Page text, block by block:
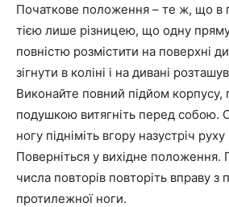
Початкове положення – те ж, що в
тією лише різницею, що одну
повністю розмістити на поверхні
зігнути в коліні і на дивані
Виконайте повний підйом корпусу,
подушкою витягніть перед собою.
ногу підніміть вгору назустріч
Поверніться у вихідне положення.
числа повторів повторіть вправу з
протилежної ноги.